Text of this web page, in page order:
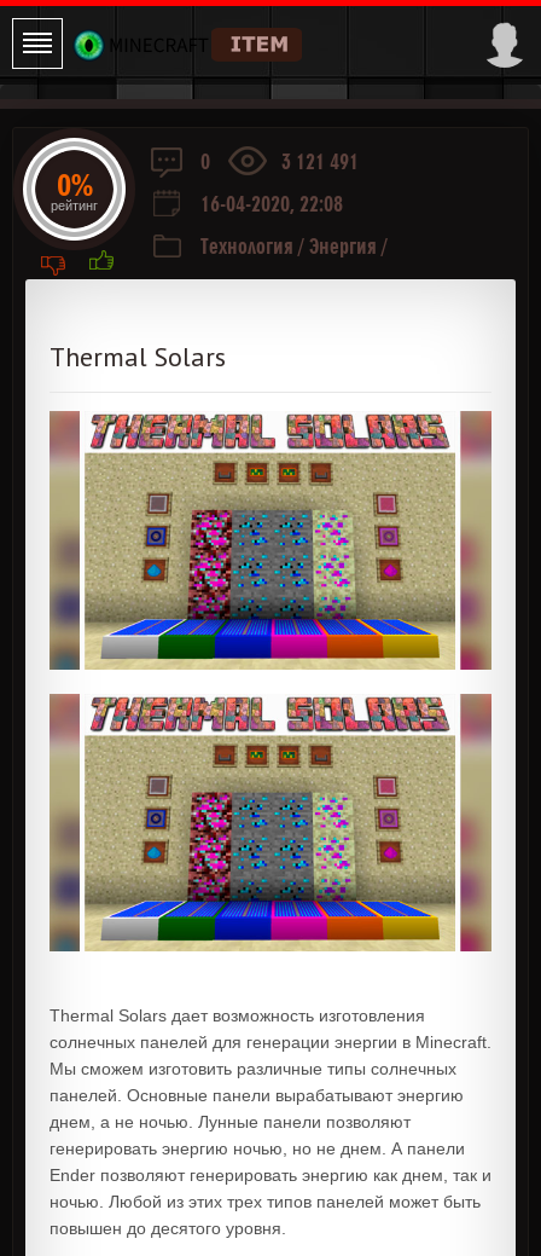
0
3 121 491
16-04-2020, 22:08
Технология / Энергия /
Thermal Solars
Thermal Solars дает возможность изготовления
солнечных панелей для генерации энергии в Minecraft.
Мы сможем изготовить различные типы солнечных
панелей. Основные панели вырабатывают энергию
днем, а не ночью. Лунные панели позволяют
генерировать энергию ночью, но не днем. А панели
Ender позволяют генерировать энергию как днем, так и
ночью. Любой из этих трех типов панелей может быть
повышен до десятого уровня.
0%
рейтинг